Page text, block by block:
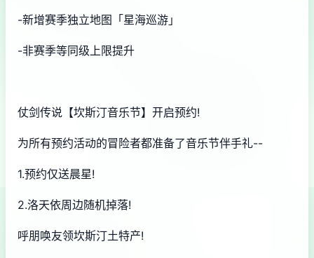
-新增赛季独立地图「星海巡游」
-非赛季等同级上限提升
仗剑传说【坎斯汀音乐节】开启预约!
为所有预约活动的冒险者都准备了音乐节伴手礼--
1.预约仅送晨星!
2.洛天依周边随机掉落!
呼朋唤友领坎斯汀土特产!